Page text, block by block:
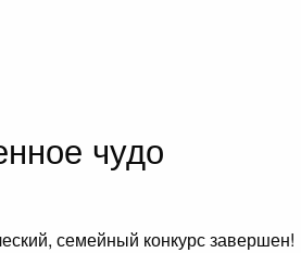
чудо
семейный конкурс завершен!